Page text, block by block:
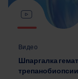
Видео
Шпаргалка
трепанобиопсии